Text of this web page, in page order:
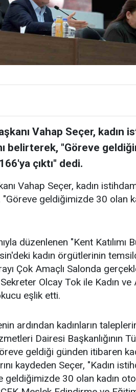
Vahap Seçer, kadın
belirterek, "Göreve
çıktı" dedi.
Vahap Seçer, kadın
"Göreve geldiğimizde 30 olan
düzenlenen "Kent Katılımı
kadın örgütlerinin
Çok Amaçlı Salonda
Olcay Tok ile Kadın
eşlik etti.
ardından kadınların
Dairesi Başkanlığının
geldiği günden itibaren
kaydeden Seçer, "Kadın
geldiğimizde 30 olan kadın